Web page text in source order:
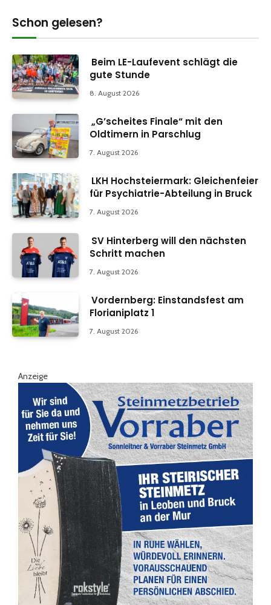
Schon gelesen?
Beim LE-Laufevent schlägt die
gute Stunde
8. August 2026
„G’scheites Finale“ mit den
Oldtimern in Parschlug
7. August 2026
LKH Hochsteiermark: Gleichenfeier
für Psychiatrie-Abteilung in Bruck
7. August 2026
SV Hinterberg will den nächsten
Schritt machen
7. August 2026
Vordernberg: Einstandsfest am
Florianiplatz 1
7. August 2026
Anzeige